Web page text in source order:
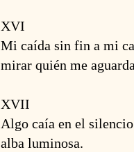
XVI
Mi caída sin fin a mi
mirar quién me
XVII
Algo caía en el
alba luminosa.